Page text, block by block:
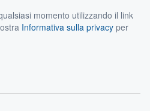
momento utilizzando il link
Informativa sulla privacy per